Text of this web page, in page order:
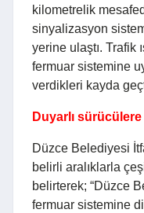
kilometrelik
sinyalizasyon
yerine ulaştı. Trafik
fermuar sistemine
verdikleri kayda
Duyarlı
Düzce Belediyesi
belirli aralıklarla
belirterek; “Düzce
fermuar sistemine